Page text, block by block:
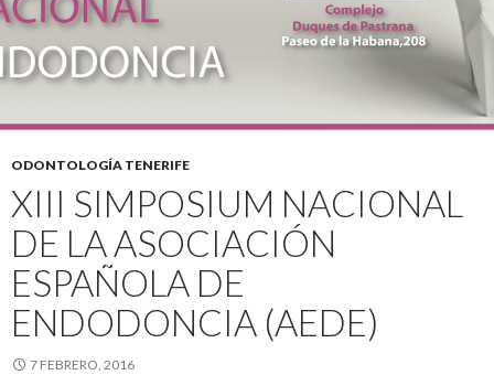
ODONTOLOGÍA TENERIFE
XIII SIMPOSIUM NACIONAL
DE LA ASOCIACIÓN
ESPAÑOLA DE
ENDODONCIA (AEDE)
7 FEBRERO, 2016